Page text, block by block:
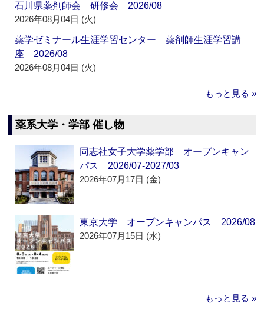
石川県薬剤師会 研修会 2026/08
2026年08月04日 (火)
薬学ゼミナール生涯学習センター 薬剤師生涯学習講
座 2026/08
2026年08月04日 (火)
もっと見る »
薬系大学・学部 催し物
同志社女子大学薬学部 オープンキャン
パス 2026/07-2027/03
2026年07月17日 (金)
東京大学 オープンキャンパス 2026/08
2026年07月15日 (水)
もっと見る »